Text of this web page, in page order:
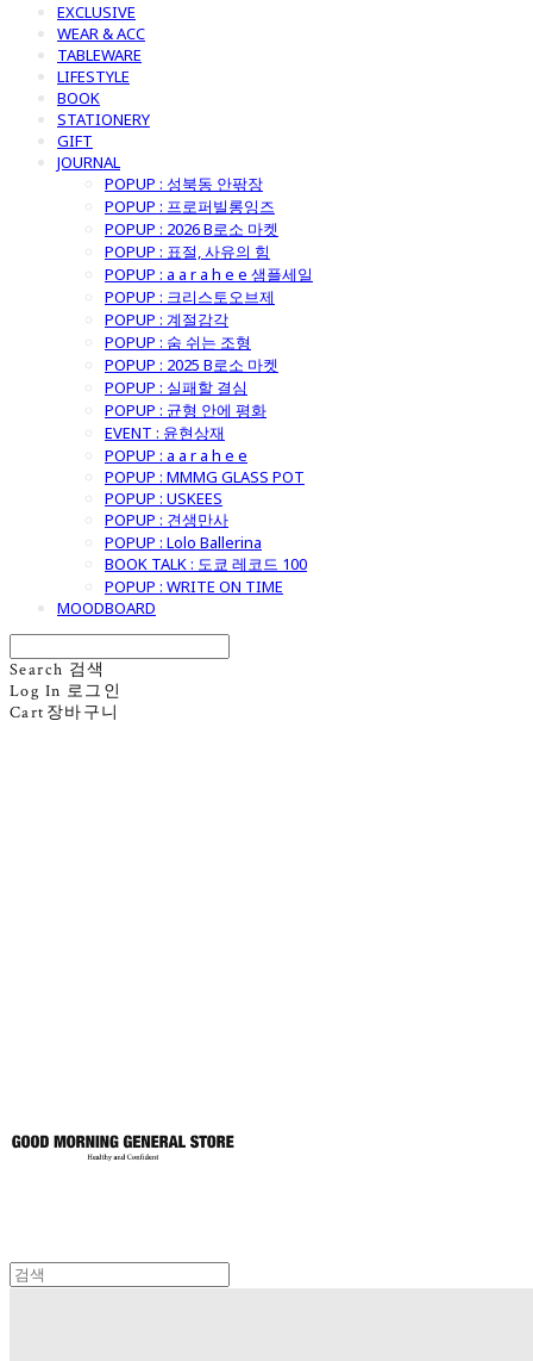
EXCLUSIVE
WEAR & ACC
TABLEWARE
LIFESTYLE
BOOK
STATIONERY
GIFT
JOURNAL
POPUP : 성북동 안팎장
POPUP : 프로퍼빌롱잉즈
POPUP : 2026 B로소 마켓
POPUP : 표절, 사유의 힘
POPUP : a a r a h e e 샘플세일
POPUP : 크리스토오브제
POPUP : 계절감각
POPUP : 숨 쉬는 조형
POPUP : 2025 B로소 마켓
POPUP : 실패할 결심
POPUP : 균형 안에 평화
EVENT : 윤현상재
POPUP : a a r a h e e
POPUP : MMMG GLASS POT
POPUP : USKEES
POPUP : 견생만사
POPUP : Lolo Ballerina
BOOK TALK : 도쿄 레코드 100
POPUP : WRITE ON TIME
MOODBOARD
Search 검색
Log In 로그인
Cart 장바구니